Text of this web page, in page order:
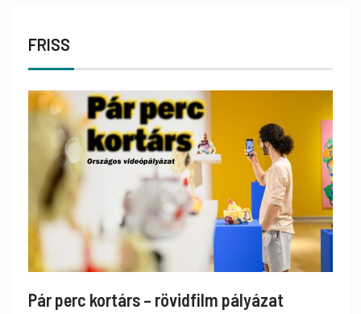
FRISS
Pár perc kortárs – rövidfilm pályázat